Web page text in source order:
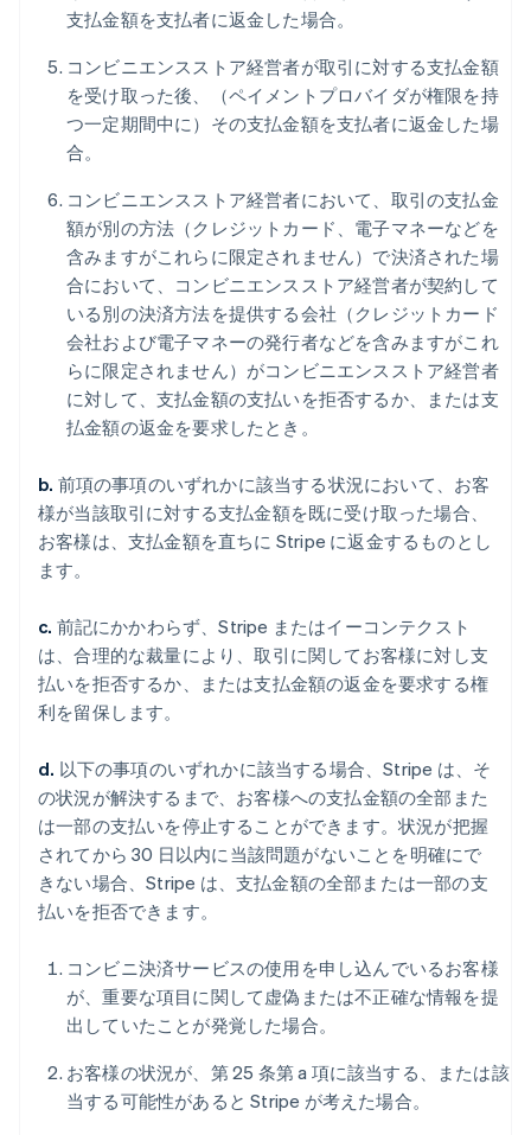
支払金額を支払者に返金した場合。
コンビニエンスストア経営者が取引に対する支払金額
を受け取った後、（ペイメントプロバイダが権限を持
つ一定期間中に）その支払金額を支払者に返金した場
合。
コンビニエンスストア経営者において、取引の支払金
額が別の方法（クレジットカード、電子マネーなどを
含みますがこれらに限定されません）で決済された場
合において、コンビニエンスストア経営者が契約して
いる別の決済方法を提供する会社（クレジットカード
会社および電子マネーの発行者などを含みますがこれ
らに限定されません）がコンビニエンスストア経営者
に対して、支払金額の支払いを拒否するか、または支
払金額の返金を要求したとき。
b. 前項の事項のいずれかに該当する状況において、お客
様が当該取引に対する支払金額を既に受け取った場合、
お客様は、支払金額を直ちに Stripe に返金するものとし
ます。
c. 前記にかかわらず、Stripe またはイーコンテクスト
は、合理的な裁量により、取引に関してお客様に対し支
払いを拒否するか、または支払金額の返金を要求する権
利を留保します。
d. 以下の事項のいずれかに該当する場合、Stripe は、そ
の状況が解決するまで、お客様への支払金額の全部また
は一部の支払いを停止することができます。状況が把握
されてから 30 日以内に当該問題がないことを明確にで
きない場合、Stripe は、支払金額の全部または一部の支
払いを拒否できます。
コンビニ決済サービスの使用を申し込んでいるお客様
が、重要な項目に関して虚偽または不正確な情報を提
出していたことが発覚した場合。
お客様の状況が、第 25 条第 a 項に該当する、または該
当する可能性があると Stripe が考えた場合。